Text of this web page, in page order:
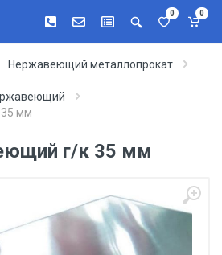
0 0
Нержавеющий металлопрокат
мм
г/к 35 мм